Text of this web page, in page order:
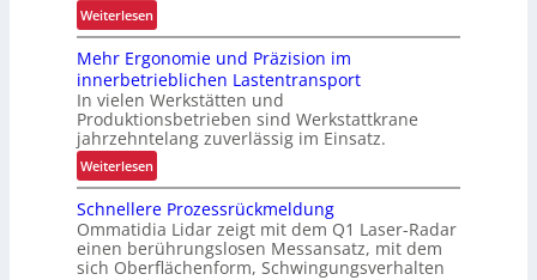
i
e
u
n
g
d
e
r
I
n
t
r
s
t
e
t
f
ü
r
d
a
s
Weiterlesen:
R
o
b
u
s
t
e
ö
s
u
Mehr Ergonomie und Präzision im
innerbetrieblichen Lastentransport
In vielen Werkstätten und
Produktionsbetrieben sind Werkstattkrane
jahrzehntelang zuverlässig im Einsatz.
Weiterlesen:
M
e
h
r
Schnellere Prozessrückmeldung
Ommatidia Lidar zeigt mit dem Q1 Laser-Radar
einen berührungslosen Messansatz, mit dem
sich Oberflächenform, Schwingungsverhalten